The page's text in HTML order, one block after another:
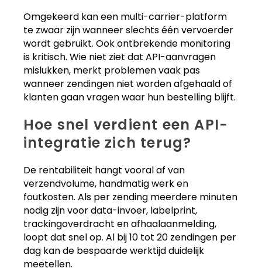
Omgekeerd kan een multi-carrier-platform
te zwaar zijn wanneer slechts één vervoerder
wordt gebruikt. Ook ontbrekende monitoring
is kritisch. Wie niet ziet dat API-aanvragen
mislukken, merkt problemen vaak pas
wanneer zendingen niet worden afgehaald of
klanten gaan vragen waar hun bestelling blijft.
Hoe snel verdient een API-
integratie zich terug?
De rentabiliteit hangt vooral af van
verzendvolume, handmatig werk en
foutkosten. Als per zending meerdere minuten
nodig zijn voor data-invoer, labelprint,
trackingoverdracht en afhaalaanmelding,
loopt dat snel op. Al bij 10 tot 20 zendingen per
dag kan de bespaarde werktijd duidelijk
meetellen.